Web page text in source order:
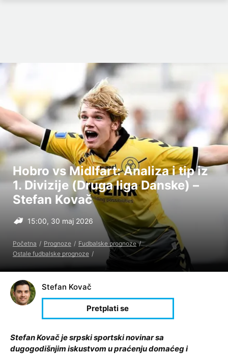
Hobro vs Midlfart: Analiza i tip iz
1. Divizije (Druga liga Danske) –
Stefan Kovač
15:00, 30 maj 2026
Početna Prognoze
Fudbalske prognoze
Ostale fudbalske prognoze
Stefan Kovač
Stefan Kovač je srpski sportski novinar sa
dugogodišnjim iskustvom u praćenju domaćeg i